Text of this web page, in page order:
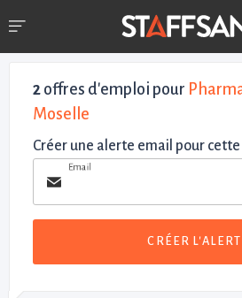
2 offres d'emploi pour
Moselle
Créer une alerte email pour
Email
CRÉER